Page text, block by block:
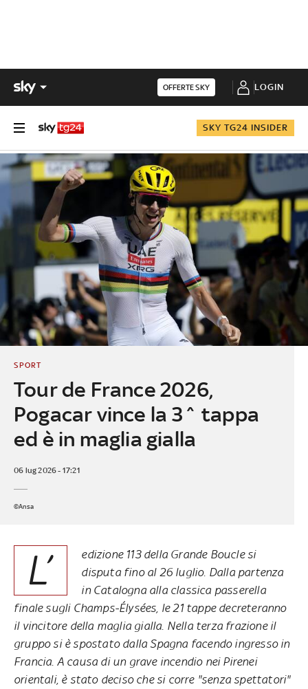
OFFERTE SKY LOGIN
SKY TG24 INSIDER
Tour de France 2026,
Pogacar vince la 3^ tappa
ed è in maglia gialla
SPORT
06 lug 2026 - 17:21
©Ansa
L’
edizione 113 della Grande Boucle si
disputa fino al 26 luglio. Dalla partenza
in Catalogna alla classica passerella
finale sugli Champs-Élysées, le 21 tappe decreteranno
il vincitore della maglia gialla. Nella terza frazione il
gruppo si è spostato dalla Spagna facendo ingresso in
Francia. A causa di un grave incendio nei Pirenei
orientali, è stato deciso che si corre "senza spettatori"